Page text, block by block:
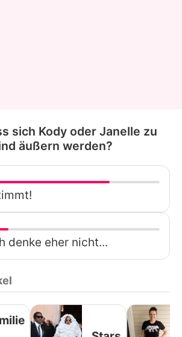
sich Kody oder Janelle zu
äußern werden?
denke eher nicht...